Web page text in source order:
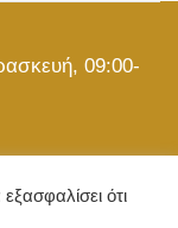
09:00-
ότι